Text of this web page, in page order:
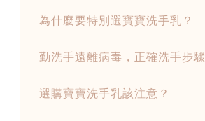
為什麼要特別選寶寶洗手乳？
勤洗手遠離病毒，正確洗手步驟
選購寶寶洗手乳該注意？